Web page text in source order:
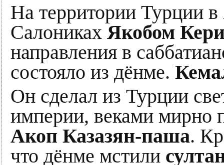
На территории Турции
Салониках Якобом
направления в
состояло из дёнме.
Он сделал из Турции
империи, веками мирно
Акоп Казазян-паша.
что дёнме мстили